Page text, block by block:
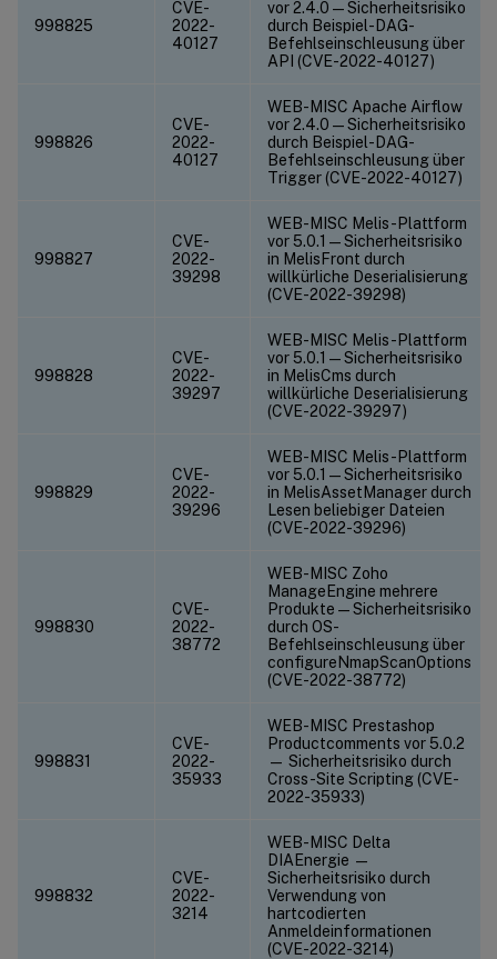
998825
CVE-
2022-
40127
vor 2.4.0 — Sicherheitsrisiko
durch Beispiel-DAG-
Befehlseinschleusung über
API (CVE-2022-40127)
998826
CVE-
2022-
40127
WEB-MISC Apache Airflow
vor 2.4.0 — Sicherheitsrisiko
durch Beispiel-DAG-
Befehlseinschleusung über
Trigger (CVE-2022-40127)
998827
CVE-
2022-
39298
WEB-MISC Melis-Plattform
vor 5.0.1 — Sicherheitsrisiko
in MelisFront durch
willkürliche Deserialisierung
(CVE-2022-39298)
998828
CVE-
2022-
39297
WEB-MISC Melis-Plattform
vor 5.0.1 — Sicherheitsrisiko
in MelisCms durch
willkürliche Deserialisierung
(CVE-2022-39297)
998829
CVE-
2022-
39296
WEB-MISC Melis-Plattform
vor 5.0.1 — Sicherheitsrisiko
in MelisAssetManager durch
Lesen beliebiger Dateien
(CVE-2022-39296)
998830
CVE-
2022-
38772
WEB-MISC Zoho
ManageEngine mehrere
Produkte — Sicherheitsrisiko
durch OS-
Befehlseinschleusung über
configureNmapScanOptions
(CVE-2022-38772)
998831
CVE-
2022-
35933
WEB-MISC Prestashop
Productcomments vor 5.0.2
— Sicherheitsrisiko durch
Cross-Site Scripting (CVE-
2022-35933)
998832
CVE-
2022-
3214
WEB-MISC Delta
DIAEnergie —
Sicherheitsrisiko durch
Verwendung von
hartcodierten
Anmeldeinformationen
(CVE-2022-3214)